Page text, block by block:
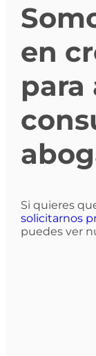
en
para
Si quieres
solicitarnos
puedes ver